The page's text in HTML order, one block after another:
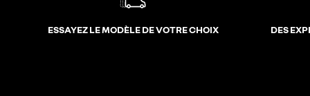
ESSAYEZ LE MODÈLE DE VOTRE CHOIX DES